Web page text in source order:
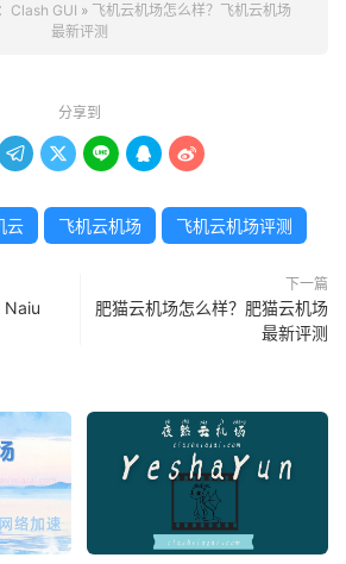
Clash GUI » 飞机云机场怎么样？飞机云机场
最新评测
分享到
    
云 飞机云机场 飞机云机场评测
Naiu
下一篇
肥猫云机场怎么样？肥猫云机场
最新评测